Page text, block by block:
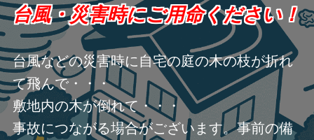
台風・災害時にご用命ください！
台風などの災害時に自宅の庭の木の枝が折れ
て飛んで・・・
敷地内の木が倒れて・・・
事故につながる場合がございます。事前の備